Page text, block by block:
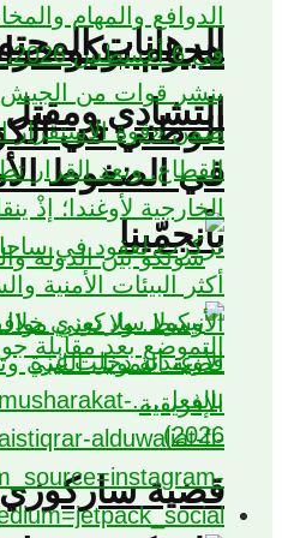
هجوم بوكو
في الضغوط
بأنجمّينا
قضية ساركوزي
الرهانات
الوطني في